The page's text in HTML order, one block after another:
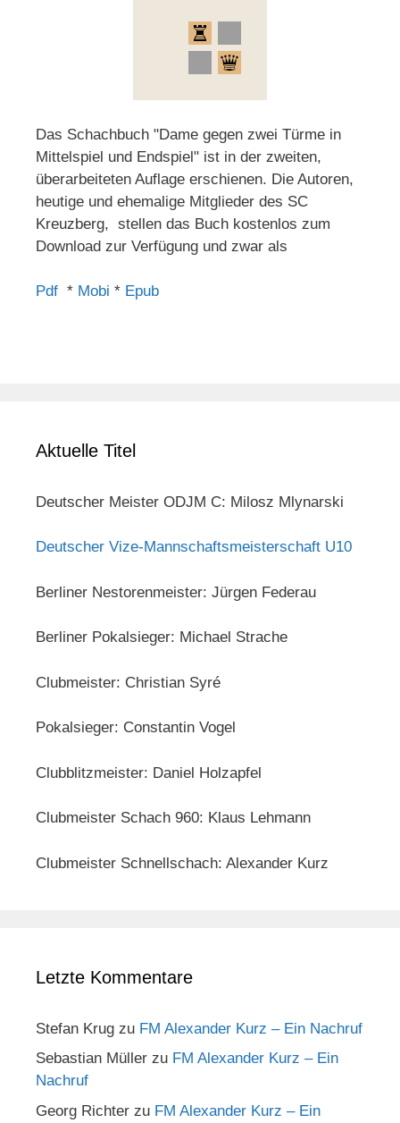
Das Schachbuch "Dame gegen zwei Türme in
Mittelspiel und Endspiel" ist in der zweiten,
überarbeiteten Auflage erschienen. Die Autoren,
heutige und ehemalige Mitglieder des SC
Kreuzberg, stellen das Buch kostenlos zum
Download zur Verfügung und zwar als
Pdf * Mobi * Epub
Aktuelle Titel
Deutscher Meister ODJM C: Milosz Mlynarski
Deutscher Vize-Mannschaftsmeisterschaft U10
Berliner Nestorenmeister: Jürgen Federau
Berliner Pokalsieger: Michael Strache
Clubmeister: Christian Syré
Pokalsieger: Constantin Vogel
Clubblitzmeister: Daniel Holzapfel
Clubmeister Schach 960: Klaus Lehmann
Clubmeister Schnellschach: Alexander Kurz
Letzte Kommentare
Stefan Krug zu FM Alexander Kurz – Ein Nachruf
Sebastian Müller zu FM Alexander Kurz – Ein
Nachruf
Georg Richter zu FM Alexander Kurz – Ein